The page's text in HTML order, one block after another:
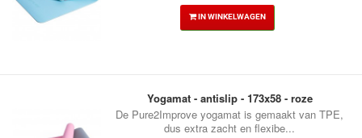
IN WINKELWAGEN
Yogamat - antislip - 173x58 - roze
De Pure2Improve yogamat is gemaakt van TPE,
dus extra zacht en flexibe...